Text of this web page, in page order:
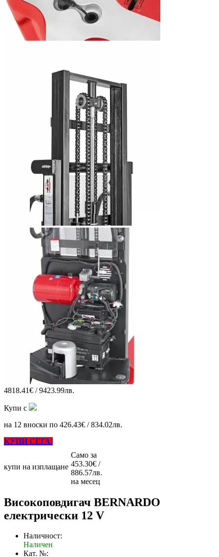
4818.41€ / 9423.99лв.
Купи с
на 12 вноски по 426.43€ / 834.02лв.
КУПИ СЕГА!
купи на изплащане
Само за
453.30€ /
886.57лв.
на месец
Високоповдигач BERNARDO
електрически 12 V
Наличност:
Наличен
Кат. №: